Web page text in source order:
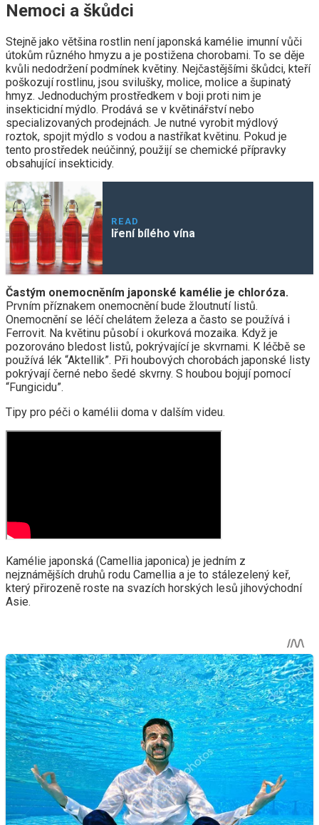
Nemoci a škůdci
Stejně jako většina rostlin není japonská kamélie imunní vůči
útokům různého hmyzu a je postižena chorobami. To se děje
kvůli nedodržení podmínek květiny. Nejčastějšími škůdci, kteří
poškozují rostlinu, jsou svilušky, molice, molice a šupinatý
hmyz. Jednoduchým prostředkem v boji proti nim je
insekticidní mýdlo. Prodává se v květinářství nebo
specializovaných prodejnách. Je nutné vyrobit mýdlový
roztok, spojit mýdlo s vodou a nastříkat květinu. Pokud je
tento prostředek neúčinný, použijí se chemické přípravky
obsahující insekticidy.
READ
Iření bílého vína
Častým onemocněním japonské kamélie je chloróza.
Prvním příznakem onemocnění bude žloutnutí listů.
Onemocnění se léčí chelátem železa a často se používá i
Ferrovit. Na květinu působí i okurková mozaika. Když je
pozorováno bledost listů, pokrývající je skvrnami. K léčbě se
používá lék “Aktellik”. Při houbových chorobách japonské listy
pokrývají černé nebo šedé skvrny. S houbou bojují pomocí
“Fungicidu”.
Tipy pro péči o kamélii doma v dalším videu.
Kamélie japonská (Camellia japonica) je jedním z
nejznámějších druhů rodu Camellia a je to stálezelený keř,
který přirozeně roste na svazích horských lesů jihovýchodní
Asie.